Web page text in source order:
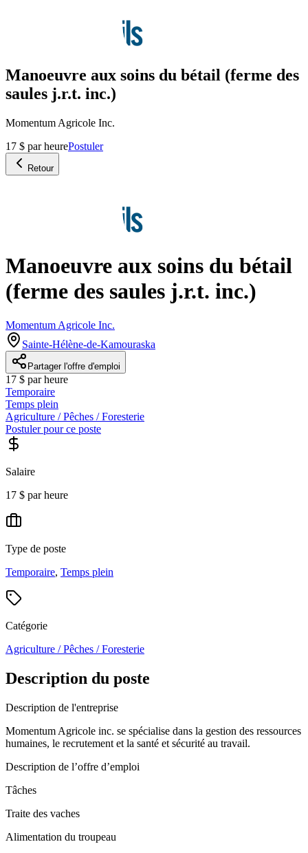
Manoeuvre aux soins du bétail (ferme des
saules j.r.t. inc.)
Momentum Agricole Inc.
17 $ par heurePostuler
Retour
Manoeuvre aux soins du bétail
(ferme des saules j.r.t. inc.)
Momentum Agricole Inc.
Sainte-Hélène-de-Kamouraska
Partager l'offre d'emploi
17 $ par heure
Temporaire
Temps plein
Agriculture / Pêches / Foresterie
Postuler pour ce poste
Salaire
17 $ par heure
Type de poste
Temporaire, Temps plein
Catégorie
Agriculture / Pêches / Foresterie
Description du poste
Description de l'entreprise
Momentum Agricole inc. se spécialise dans la gestion des ressources
humaines, le recrutement et la santé et sécurité au travail.
Description de l’offre d’emploi
Tâches
Traite des vaches
Alimentation du troupeau